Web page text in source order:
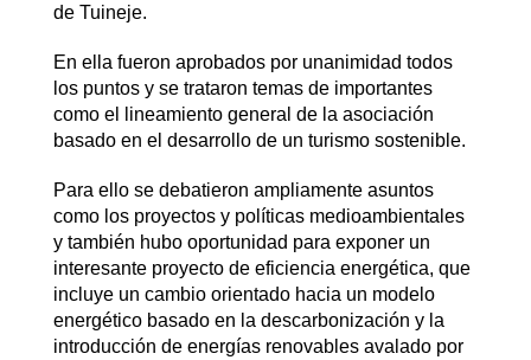
de Tuineje.
En ella fueron aprobados por unanimidad todos
los puntos y se trataron temas de importantes
como el lineamiento general de la asociación
basado en el desarrollo de un turismo sostenible.
Para ello se debatieron ampliamente asuntos
como los proyectos y políticas medioambientales
y también hubo oportunidad para exponer un
interesante proyecto de eficiencia energética, que
incluye un cambio orientado hacia un modelo
energético basado en la descarbonización y la
introducción de energías renovables avalado por